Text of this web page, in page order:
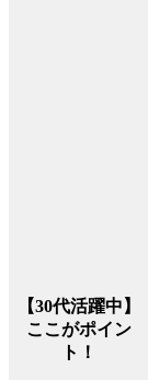
【30代活躍中】
ここがポイン
ト！